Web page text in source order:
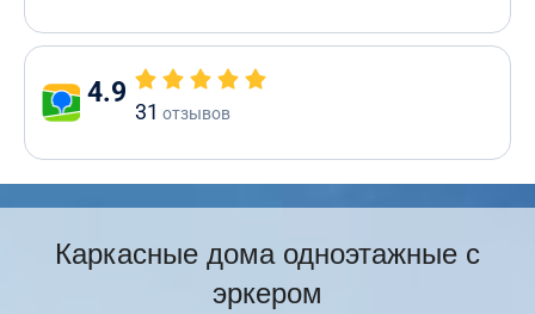
4.9
31 отзывов
Каркасные дома одноэтажные с
эркером